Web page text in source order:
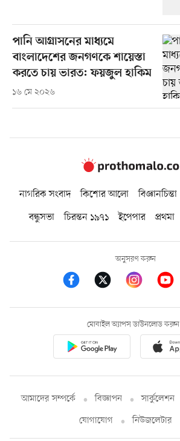
পানি আগ্রাসনের মাধ্যমে
বাংলাদেশের জনগণকে শায়েস্তা
করতে চায় ভারত: ফয়জুল হাকিম
১৬ মে ২০২৬
নাগরিক সংবাদ কিশোর আলো বিজ্ঞানচিন্তা
বন্ধুসভা
চিরন্তন ১৯৭১ ইপেপার প্রথমা
অনুসরণ করুন
মোবাইল অ্যাপস ডাউনলোড করুন
আমাদের সম্পর্কে বিজ্ঞাপন সার্কুলেশন
যোগাযোগ
নিউজলেটার